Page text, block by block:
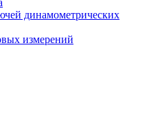
динамометрических
измерений